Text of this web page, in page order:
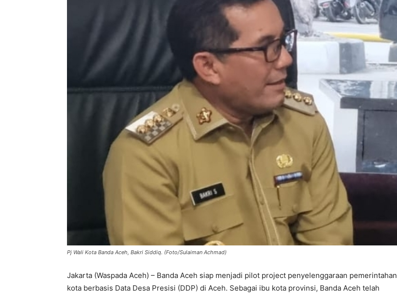
Pj Wali Kota Banda Aceh, Bakri Siddiq. (Foto/Sulaiman Achmad)
Jakarta (Waspada Aceh) – Banda Aceh siap menjadi pilot project penyelenggaraan pemerintahan
kota berbasis Data Desa Presisi (DDP) di Aceh. Sebagai ibu kota provinsi, Banda Aceh telah